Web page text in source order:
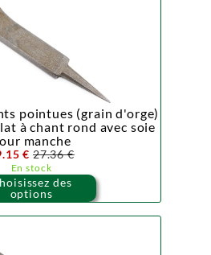
pointues (grain d'orge)
à chant rond avec soie
manche
€ 27.36 €
En stock
des
options